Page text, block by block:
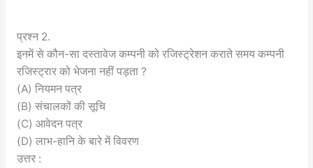
प्रश्न 2.
इनमें से कौन-सा दस्तावेज कम्पनी को रजिस्ट्रेशन कराते समय कम्पनी
रजिस्ट्रार को भेजना नहीं पड़ता ?
(A) नियमन पत्र
(B) संचालकों की सूचि
(C) आवेदन पत्र
(D) लाभ-हानि के बारे में विवरण
उत्तर :